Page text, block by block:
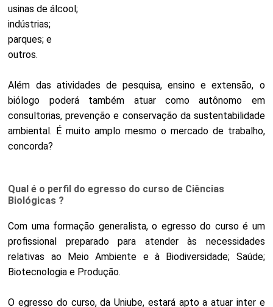
usinas de álcool;
indústrias;
parques; e
outros.
Além das atividades de pesquisa, ensino e extensão, o
biólogo poderá também atuar como autônomo em
consultorias, prevenção e conservação da sustentabilidade
ambiental. É muito amplo mesmo o mercado de trabalho,
concorda?
Qual é o perfil do egresso do curso de Ciências
Biológicas ?
Com uma formação generalista, o egresso do curso é um
profissional preparado para atender às necessidades
relativas ao Meio Ambiente e à Biodiversidade; Saúde;
Biotecnologia e Produção.
O egresso do curso, da Uniube, estará apto a atuar inter e